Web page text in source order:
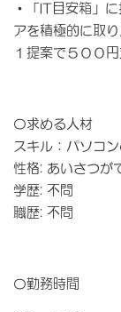
・「IT目安箱」
アを積極的に取
１提案で５００
〇求める人材
スキル：パソコ
性格: あいさつが
学歴: 不問
職歴: 不問
〇勤務時間